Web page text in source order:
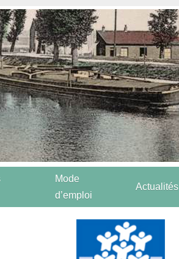
Mode
d’emploi
Actualités